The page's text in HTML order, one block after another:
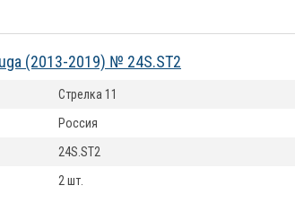
(2013-2019) № 24S.ST2
Стрелка 11
Россия
24S.ST2
2 шт.